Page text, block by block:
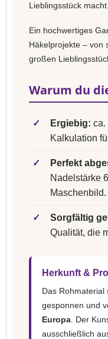
Lieblingsstück macht.
Ein hochwertiges
Häkelprojekte – von
großen
Warum du
✓ Ergiebig: ca.
Kalkulation
✓ Perfekt
Nadelstärke
Maschenbild.
✓ Sorgfältig
Qualität, die
Herkunft &
Das Rohmaterial
gesponnen und
Europa . Der
ausschließlich